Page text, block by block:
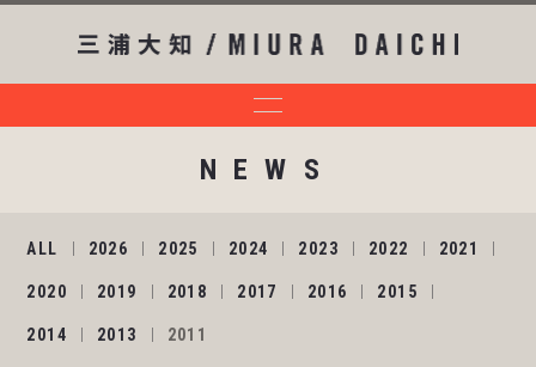
NEWS
ALL 2026 2025 2024 2023 2022 2021
2020 2019 2018 2017 2016 2015
2014 2013 2011